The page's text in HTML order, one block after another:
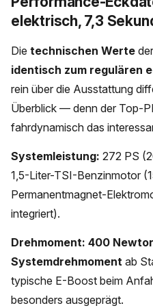
elektrisch, 7,3
Die technischen Werte
identisch zum regulären
rein über die Ausstattung
Überblick — denn der Top-
fahrdynamisch das
Systemleistung: 272 PS
1,5-Liter-TSI-Benzinmotor
Permanentmagnet-
integriert).
Drehmoment: 400
Systemdrehmoment ab
typische E-Boost beim
besonders ausgeprägt.